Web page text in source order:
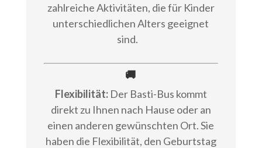
zahlreiche Aktivitäten, die für Kinder
unterschiedlichen Alters geeignet
sind.
🚚
Flexibilität:Der Basti-Bus kommt
direkt zu Ihnen nach Hause oder an
einen anderen gewünschten Ort. Sie
haben die Flexibilität, den Geburtstag